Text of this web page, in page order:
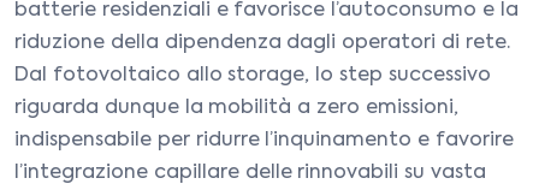
batterie residenziali e favorisce l’autoconsumo e la
riduzione della dipendenza dagli operatori di rete.
Dal fotovoltaico allo storage, lo step successivo
riguarda dunque la mobilità a zero emissioni,
indispensabile per ridurre l’inquinamento e favorire
l’integrazione capillare delle rinnovabili su vasta